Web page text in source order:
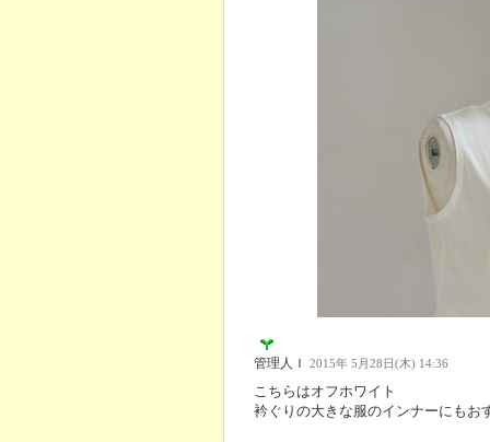
管理人Ｉ 2015年 5月28日(木) 14:36
こちらはオフホワイト
衿ぐりの大きな服のインナーにもお